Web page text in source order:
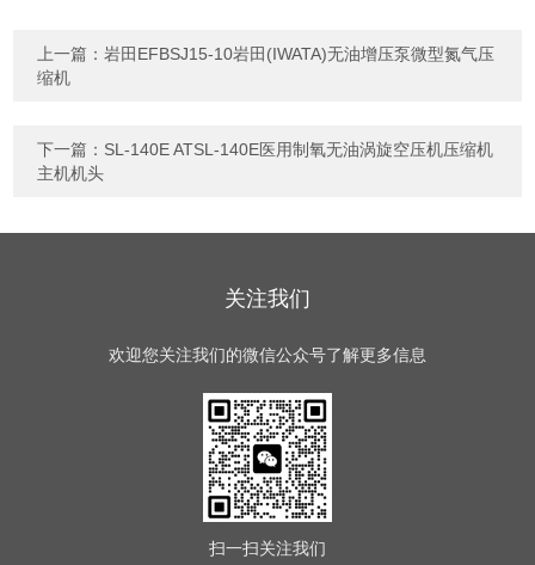
上一篇：岩田EFBSJ15-10岩田(IWATA)无油增压泵微型氮气压
缩机
下一篇： SL-140E ATSL-140E医用制氧无油涡旋空压机压缩机
主机机头
关注我们
欢迎您关注我们的微信公众号了解更多信息
扫一扫关注我们